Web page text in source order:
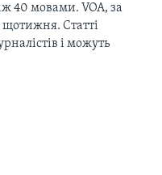
40 мовами. VOA, за
Статті
і можуть